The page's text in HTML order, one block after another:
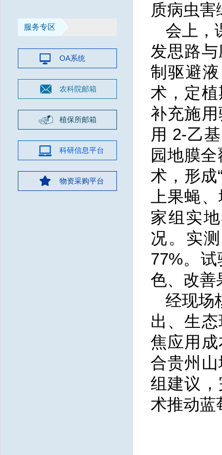
服务专区
OA系统
农科院邮箱
植保所邮箱
科研信息平台
物资采购平台
质病虫
会上，
发思路
制驱避
术，定
补充施
用 2‑乙
园地膜
术，形成
上果蝇
家组实
况。实
77%。
色、改善
经现场
出、生
焦应用
合贵州
组建议
术推动蓝